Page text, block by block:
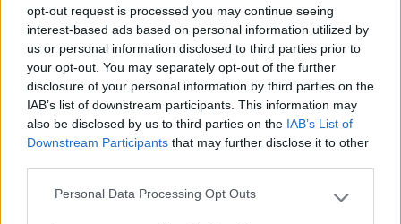
opt-out request is processed you may continue seeing
interest-based ads based on personal information utilized by
us or personal information disclosed to third parties prior to
your opt-out. You may separately opt-out of the further
disclosure of your personal information by third parties on the
IAB’s list of downstream participants. This information may
also be disclosed by us to third parties on the IAB’s List of
Downstream Participants that may further disclose it to other
Please note that this website/app uses one or more Google
Personal Data Processing Opt Outs
Solo pochi posti per i camper, ma bene
organizzati: ogni piazzola ha la propria presa di
corrente e l'acqua. Le piazzole solo all'ombra e
comode per parcheggiare. I gestori sono
estremamente cordiali e gentili. La piscina, non
compresa nel costo piazzola, è un fantastico
diversivo rinfrescante. Buono anche il ristorante.